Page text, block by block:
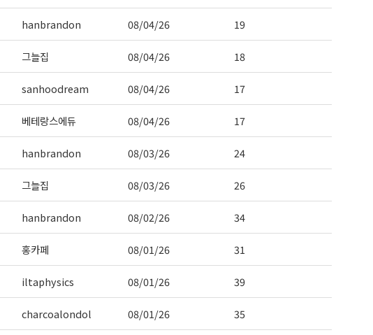
hanbrandon 08/04/26 19
그늘집 08/04/26 18
sanhoodream 08/04/26 17
베테랑스에듀 08/04/26 17
hanbrandon 08/03/26 24
그늘집 08/03/26 26
hanbrandon 08/02/26 34
홍카페 08/01/26 31
iltaphysics 08/01/26 39
charcoalondol 08/01/26 35